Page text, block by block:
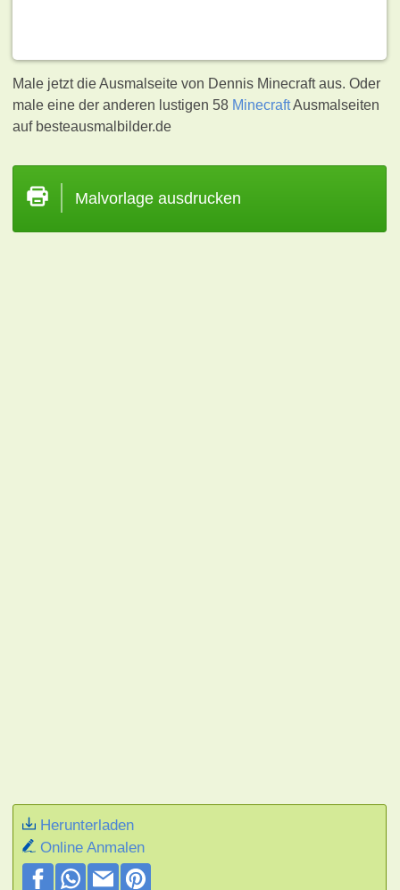
Male jetzt die Ausmalseite von Dennis Minecraft aus. Oder
male eine der anderen lustigen 58 MinecraftAusmalseiten
auf besteausmalbilder.de
Malvorlage ausdrucken
Herunterladen
Online Anmalen